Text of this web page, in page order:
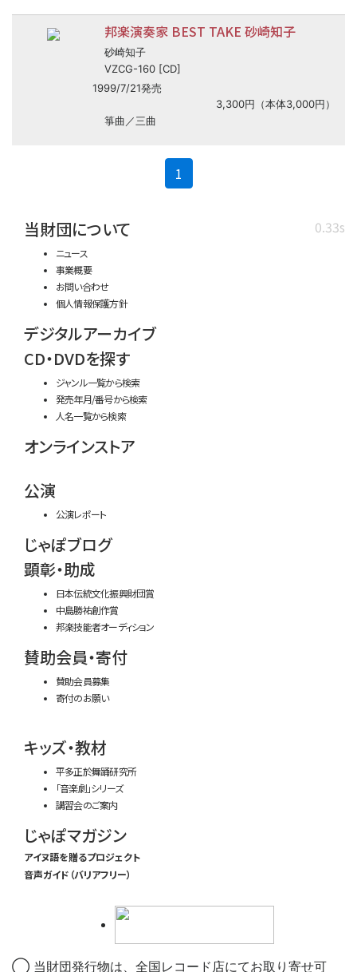
邦楽演奏家 BEST TAKE 砂崎知子
砂崎知子
VZCG-160 [CD]
1999/7/21発売
3,300円（本体3,000円）
箏曲／三曲
1
0.33s
当財団について
ニュース
事業概要
お問い合わせ
個人情報保護方針
デジタルアーカイブ
CD・DVDを探す
ジャンル一覧から検索
発売年月/番号から検索
人名一覧から検索
オンラインストア
公演
公演レポート
じゃぽブログ
顕彰・助成
日本伝統文化振興財団賞
中島勝祐創作賞
邦楽技能者オーディション
賛助会員・寄付
賛助会員募集
寄付のお願い
キッズ・教材
平多正於舞踊研究所
「音楽劇」シリーズ
講習会のご案内
じゃぽマガジン
アイヌ語を贈るプロジェクト
音声ガイド（バリアフリー）
◯ 当財団発行物は、全国レコード店にてお取り寄せ可